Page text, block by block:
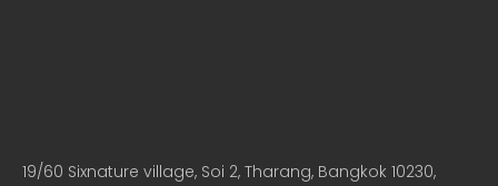
19/60 Sixnature village, Soi 2, Tharang, Bangkok 10230,